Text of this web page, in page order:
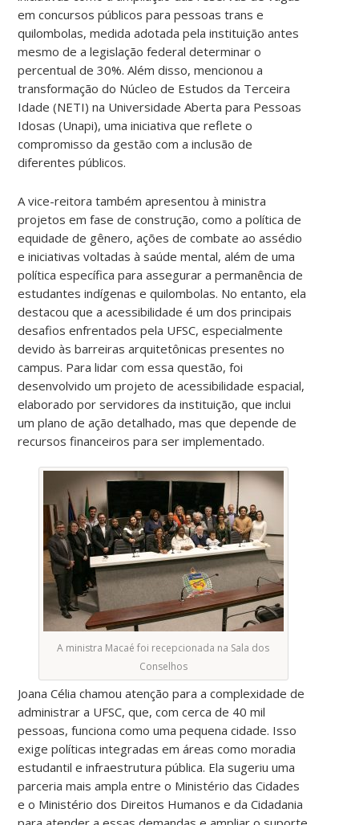
em concursos públicos para pessoas trans e
quilombolas, medida adotada pela instituição antes
mesmo de a legislação federal determinar o
percentual de 30%. Além disso, mencionou a
transformação do Núcleo de Estudos da Terceira
Idade (NETI) na Universidade Aberta para Pessoas
Idosas (Unapi), uma iniciativa que reflete o
compromisso da gestão com a inclusão de
diferentes públicos.
A vice-reitora também apresentou à ministra
projetos em fase de construção, como a política de
equidade de gênero, ações de combate ao assédio
e iniciativas voltadas à saúde mental, além de uma
política específica para assegurar a permanência de
estudantes indígenas e quilombolas. No entanto, ela
destacou que a acessibilidade é um dos principais
desafios enfrentados pela UFSC, especialmente
devido às barreiras arquitetônicas presentes no
campus. Para lidar com essa questão, foi
desenvolvido um projeto de acessibilidade espacial,
elaborado por servidores da instituição, que inclui
um plano de ação detalhado, mas que depende de
recursos financeiros para ser implementado.
A ministra Macaé foi recepcionada na Sala dos
Conselhos
Joana Célia chamou atenção para a complexidade de
administrar a UFSC, que, com cerca de 40 mil
pessoas, funciona como uma pequena cidade. Isso
exige políticas integradas em áreas como moradia
estudantil e infraestrutura pública. Ela sugeriu uma
parceria mais ampla entre o Ministério das Cidades
e o Ministério dos Direitos Humanos e da Cidadania